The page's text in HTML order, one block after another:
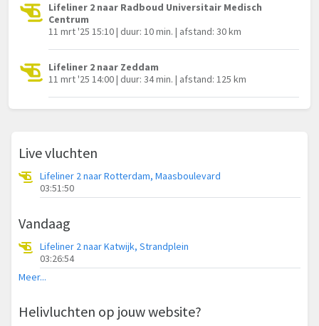
Lifeliner 2 naar Radboud Universitair Medisch
Centrum
11 mrt '25 15:10 | duur: 10 min. | afstand: 30 km
Lifeliner 2 naar Zeddam
11 mrt '25 14:00 | duur: 34 min. | afstand: 125 km
Live vluchten
Lifeliner 2 naar Rotterdam, Maasboulevard
03:51:50
Vandaag
Lifeliner 2 naar Katwijk, Strandplein
03:26:54
Meer...
Helivluchten op jouw website?